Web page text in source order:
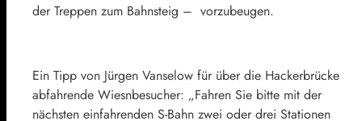
der Treppen zum Bahnsteig – vorzubeugen.
Ein Tipp von Jürgen Vanselow für über die Hackerbrücke
abfahrende Wiesnbesucher: „Fahren Sie bitte mit der
nächsten einfahrenden S-Bahn zwei oder drei Stationen